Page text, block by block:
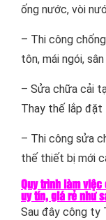
ống nước, vòi
– Thi công
tôn, mái ngói,
– Sửa chữa cải
Thay thế lắp đặt
– Thi công sửa
thế thiết bị mới
Quy trình làm việc
uy tín, giá rẻ như
Sau đây công ty